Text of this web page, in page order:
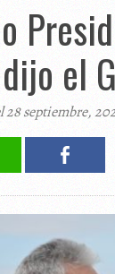
el
28 septiembre,